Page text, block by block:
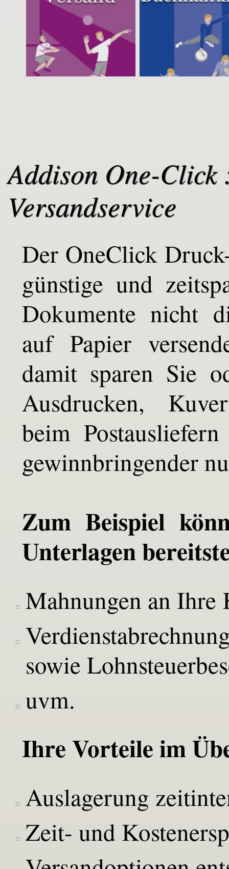
Addison One-
Versandservice
Der OneClick
günstige und
Dokumente nicht
auf Papier
damit sparen Sie
Ausdrucken,
beim
gewinnbringender
Zum Beispiel
Unterlagen
Mahnungen an Ihre
sowie
uvm.
Ihre Vorteile im
Auslagerung
Zeit- und